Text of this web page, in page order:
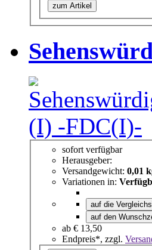
zum Artikel
sofort verfügbar
Herausgeber:
Versandgewicht: 0,01
Variationen in:
auf die
auf den
ab € 13,50
Endpreis*, zzgl.